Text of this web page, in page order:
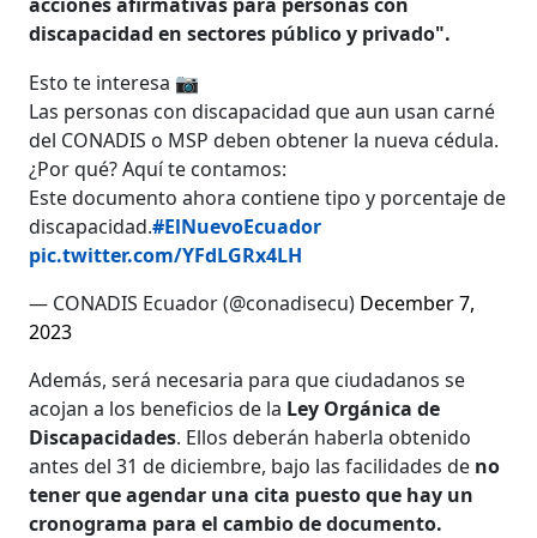
discapacidad en sectores público y privado".
Esto te interesa 📷
Las personas con discapacidad que aun usan carné
del CONADIS o MSP deben obtener la nueva cédula.
¿Por qué? Aquí te contamos:
Este documento ahora contiene tipo y porcentaje de
discapacidad.#ElNuevoEcuador
pic.twitter.com/YFdLGRx4LH
— CONADIS Ecuador (@conadisecu) December 7,
2023
Además, será necesaria para que ciudadanos se
acojan a los beneficios de la Ley Orgánica de
Discapacidades. Ellos deberán haberla obtenido
antes del 31 de diciembre, bajo las facilidades de no
tener que agendar una cita puesto que hay un
cronograma para el cambio de documento.